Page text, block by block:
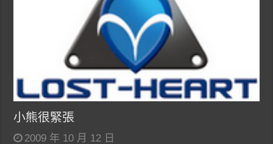
小熊很緊張
2009 年 10 月 12 日